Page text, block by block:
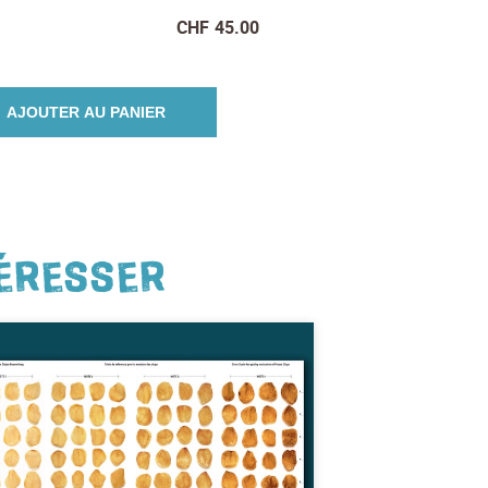
CHF 45.00
AJOUTER AU PANIER